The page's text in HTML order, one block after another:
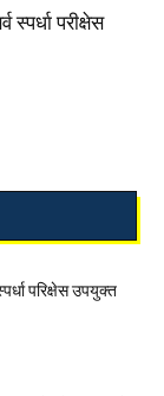
स्पर्धा परीक्षेस
परिक्षेस उपयुक्त